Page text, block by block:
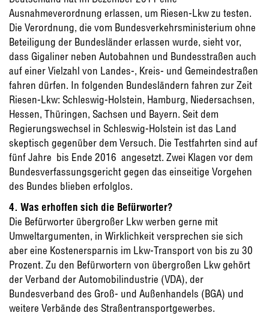
Ausnahmeverordnung erlassen, um Riesen-Lkw zu testen.
Die Verordnung, die vom Bundesverkehrsministerium ohne
Beteiligung der Bundesländer erlassen wurde, sieht vor,
dass Gigaliner neben Autobahnen und Bundesstraßen auch
auf einer Vielzahl von Landes-, Kreis- und Gemeindestraßen
fahren dürfen. In folgenden Bundesländern fahren zur Zeit
Riesen-Lkw: Schleswig-Holstein, Hamburg, Niedersachsen,
Hessen, Thüringen, Sachsen und Bayern. Seit dem
Regierungswechsel in Schleswig-Holstein ist das Land
skeptisch gegenüber dem Versuch. Die Testfahrten sind auf
fünf Jahre  bis Ende 2016  angesetzt. Zwei Klagen vor dem
Bundesverfassungsgericht gegen das einseitige Vorgehen
des Bundes blieben erfolglos.
4. Was erhoffen sich die Befürworter?
Die Befürworter übergroßer Lkw werben gerne mit
Umweltargumenten, in Wirklichkeit versprechen sie sich
aber eine Kostenersparnis im Lkw-Transport von bis zu 30
Prozent. Zu den Befürwortern von übergroßen Lkw gehört
der Verband der Automobilindustrie (VDA), der
Bundesverband des Groß- und Außenhandels (BGA) und
weitere Verbände des Straßentransportgewerbes.